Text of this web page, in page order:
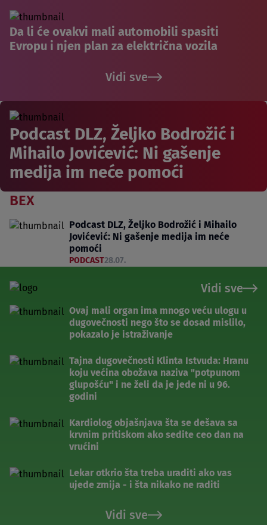
Da li će ovakvi mali automobili spasiti
Evropu i njen plan za električna vozila
Vidi sve
Podcast DLZ, Željko Bodrožić i
Mihailo Jovićević: Ni gašenje
medija im neće pomoći
BEX
Podcast DLZ, Željko Bodrožić i Mihailo
Jovićević: Ni gašenje medija im neće
pomoći
PODCAST28.07.
Vidi sve
Ovaj mali organ ima mnogo veću ulogu u
dugovečnosti nego što se dosad mislilo,
pokazalo je istraživanje
Tajna dugovečnosti Klinta Istvuda: Hranu
koju većina obožava naziva "potpunom
glupošću" i ne želi da je jede ni u 96.
godini
Kardiolog objašnjava šta se dešava sa
krvnim pritiskom ako sedite ceo dan na
vrućini
Lekar otkrio šta treba uraditi ako vas
ujede zmija - i šta nikako ne raditi
Vidi sve